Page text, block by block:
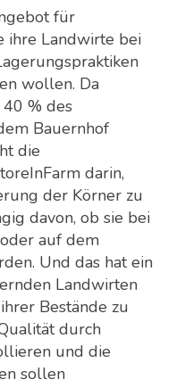
für
ihre Landwirte bei
wollen. Da
% des
Bauernhof
die
darin,
der Körner zu
davon, ob sie bei
auf dem
Und das hat ein
Landwirten
Bestände zu
durch
und die
sollen